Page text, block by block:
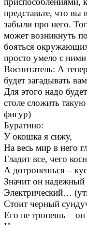
представьте, что вы
забыли про него.
может возникнуть
бояться
просто умело с
Воспитатель: А
будет загадывать
Для этого надо
столе сложить
фигур)
Буратино:
У окошка я сижу,
На весь мир в него
Гладит все, чего
А дотронешься –
Значит он надежный
Электрический…
Стоит черный
Его не тронешь –